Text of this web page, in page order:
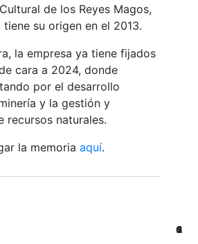
de los Reyes Magos,
su origen en el 2013.
la empresa ya tiene fijados
cara a 2024, donde
por el desarrollo
y la gestión y
recursos naturales.
la memoria aquí.
2
6
5
1
1
2